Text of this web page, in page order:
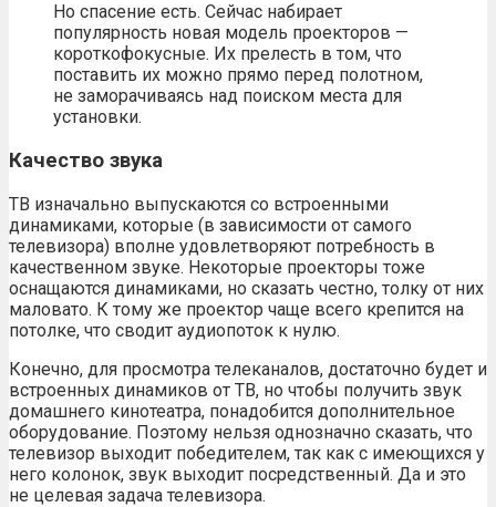
Но спасение есть. Сейчас набирает
популярность новая модель проекторов —
короткофокусные. Их прелесть в том, что
поставить их можно прямо перед полотном,
не заморачиваясь над поиском места для
установки.
Качество звука
ТВ изначально выпускаются со встроенными
динамиками, которые (в зависимости от самого
телевизора) вполне удовлетворяют потребность в
качественном звуке. Некоторые проекторы тоже
оснащаются динамиками, но сказать честно, толку от них
маловато. К тому же проектор чаще всего крепится на
потолке, что сводит аудиопоток к нулю.
Конечно, для просмотра телеканалов, достаточно будет и
встроенных динамиков от ТВ, но чтобы получить звук
домашнего кинотеатра, понадобится дополнительное
оборудование. Поэтому нельзя однозначно сказать, что
телевизор выходит победителем, так как с имеющихся у
него колонок, звук выходит посредственный. Да и это
не целевая задача телевизора.